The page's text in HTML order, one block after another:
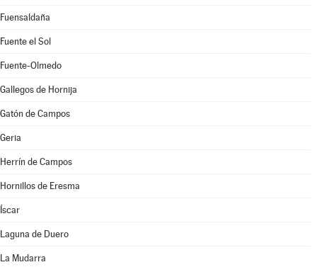
Fuensaldaña
Fuente el Sol
Fuente-Olmedo
Gallegos de Hornija
Gatón de Campos
Geria
Herrín de Campos
Hornillos de Eresma
Íscar
Laguna de Duero
La Mudarra